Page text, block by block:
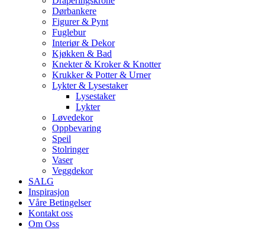
Dørbankere
Figurer & Pynt
Fuglebur
Interiør & Dekor
Kjøkken & Bad
Knekter & Kroker & Knotter
Krukker & Potter & Urner
Lykter & Lysestaker
Lysestaker
Lykter
Løvedekor
Oppbevaring
Speil
Stolringer
Vaser
Veggdekor
SALG
Inspirasjon
Våre Betingelser
Kontakt oss
Om Oss